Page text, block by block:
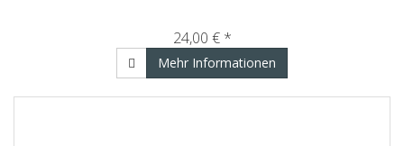
24,00 € *
Mehr Informationen